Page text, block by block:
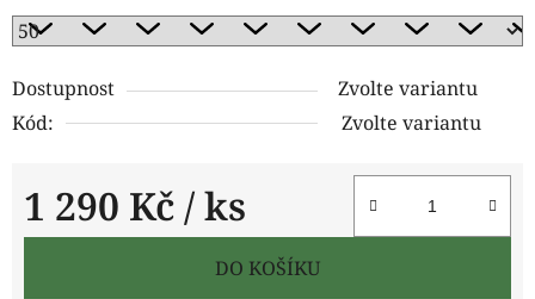
Dostupnost
Zvolte variantu
Kód:
Zvolte variantu
1 290 Kč / ks
Měrná cena:
DO KOŠÍKU